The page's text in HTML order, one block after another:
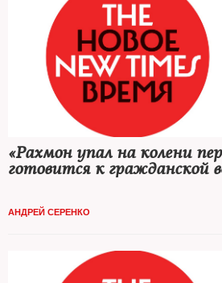
«Рахмон упал на колени
готовится к гражданской
АНДРЕЙ СЕРЕНКО